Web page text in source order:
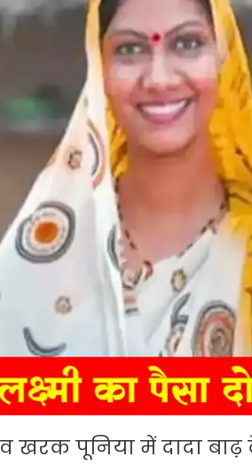
खरक पूनिया में दादा